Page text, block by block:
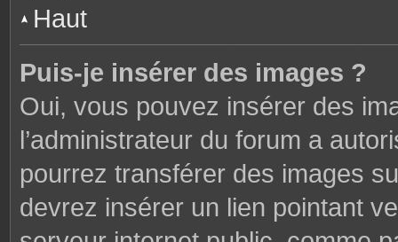
Haut
Puis-je insérer des images ?
Oui, vous pouvez insérer des
l’administrateur du forum a
pourrez transférer des images
devrez insérer un lien pointant